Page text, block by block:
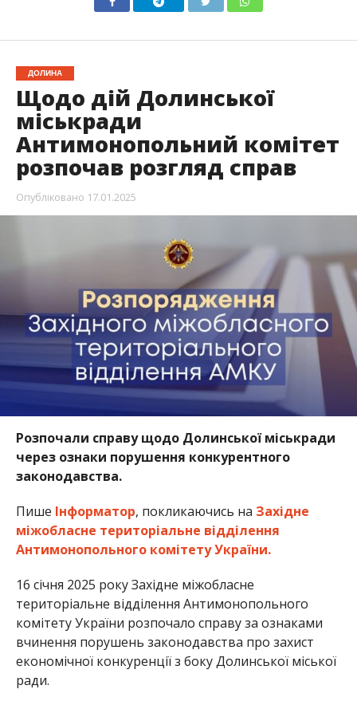
ДОЛИНА
Щодо дій Долинської
міськради
Антимонопольний комітет
розпочав розгляд справ
Опубліковано 17.01.2025
Розпочали справу щодо Долинської міськради
через ознаки порушення конкурентного
законодавства.
Пише Інформатор, покликаючись на Західне
міжобласне територіальне відділення
Антимонопольного комітету України.
16 січня 2025 року Західне міжобласне
територіальне відділення Антимонопольного
комітету України розпочало справу за ознаками
вчинення порушень законодавства про захист
економічної конкуренції з боку Долинської міської
ради.